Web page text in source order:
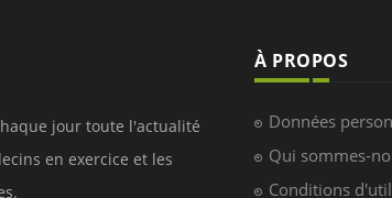
jour toute l'actualité
en exercice et les
À PROPOS
Données
Qui sommes-
Conditions